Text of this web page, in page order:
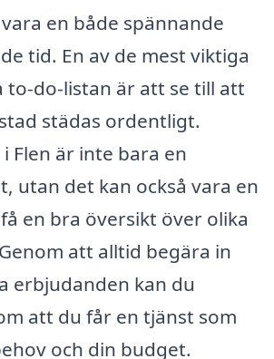
en både spännande
tid. En av de mest viktiga
to-do-listan är att se till att
städas ordentligt.
Flen är inte bara en
utan det kan också vara en
en bra översikt över olika
att alltid begära in
erbjudanden kan du
att du får en tjänst som
och din budget.